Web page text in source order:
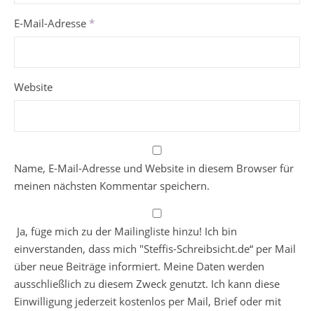
E-Mail-Adresse *
Website
Name, E-Mail-Adresse und Website in diesem Browser für
meinen nächsten Kommentar speichern.
Ja, füge mich zu der Mailingliste hinzu! Ich bin
einverstanden, dass mich "Steffis-Schreibsicht.de“ per Mail
über neue Beiträge informiert. Meine Daten werden
ausschließlich zu diesem Zweck genutzt. Ich kann diese
Einwilligung jederzeit kostenlos per Mail, Brief oder mit